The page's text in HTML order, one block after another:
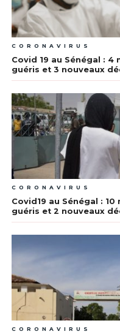
CORONAVIRUS
Covid 19 au Sénégal : 4
guéris et 3 nouveaux
CORONAVIRUS
Covid19 au Sénégal :
guéris et 2 nouveaux
CORONAVIRUS